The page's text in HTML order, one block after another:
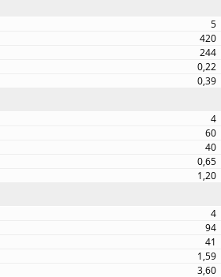
5
420
244
0,22
0,39
4
60
40
0,65
1,20
4
94
41
1,59
3,60